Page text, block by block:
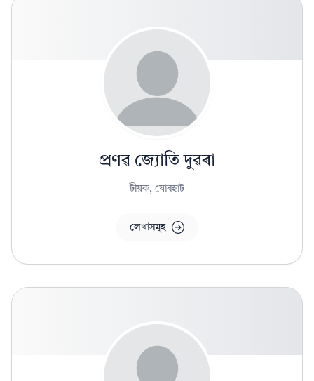
প্ৰণৱ জ্যোতি দুৱৰা
টীয়ক, যোৰহাট
লেখাসমূহ